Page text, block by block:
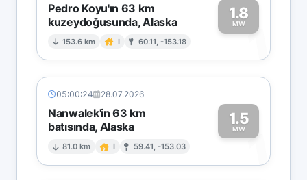
Pedro Koyu'ın 63 km
kuzeydoğusunda, Alaska
153.6 km I 60.11, -153.18
1.8
MW1
05:00:24 28.07.2026
Nanwalek'in 63 km
batısında, Alaska
81.0 km I 59.41, -153.03
1.5
MW1